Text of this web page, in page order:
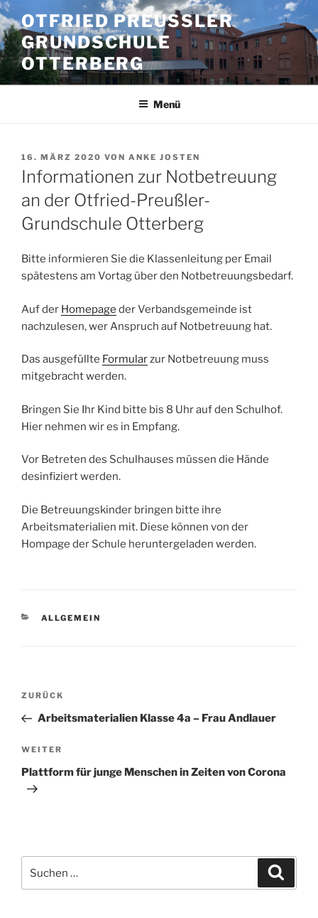
Zum
Inhalt
springen
OTFRIED PREUSSLER G
RUNDSCHULE O
TTERBERG
Menü
VERÖFFENTLICHT
AM
16. MÄRZ 2020 VON ANKE JOSTEN
Informationen zur Notbetreuung
an der Otfried-Preußler-
Grundschule Otterberg
Bitte informieren Sie die Klassenleitung per Email
spätestens am Vortag über den Notbetreuungsbedarf.
Auf der Homepage der Verbandsgemeinde ist
nachzulesen, wer Anspruch auf Notbetreuung hat.
Das ausgefüllte Formularzur Notbetreuung muss
mitgebracht werden.
Bringen Sie Ihr Kind bitte bis 8 Uhr auf den Schulhof.
Hier nehmen wir es in Empfang.
Vor Betreten des Schulhauses müssen die Hände
desinfiziert werden.
Die Betreuungskinder bringen bitte ihre
Arbeitsmaterialien mit. Diese können von der
Hompage der Schule heruntergeladen werden.
KATEGORIEN
ALLGEMEIN
Beitragsnavigation
Vorheriger
Beitrag
ZURÜCK
Arbeitsmaterialien Klasse 4a – Frau Andlauer
Nächster
Beitrag
WEITER
Plattform für junge Menschen in Zeiten von Corona
nach: